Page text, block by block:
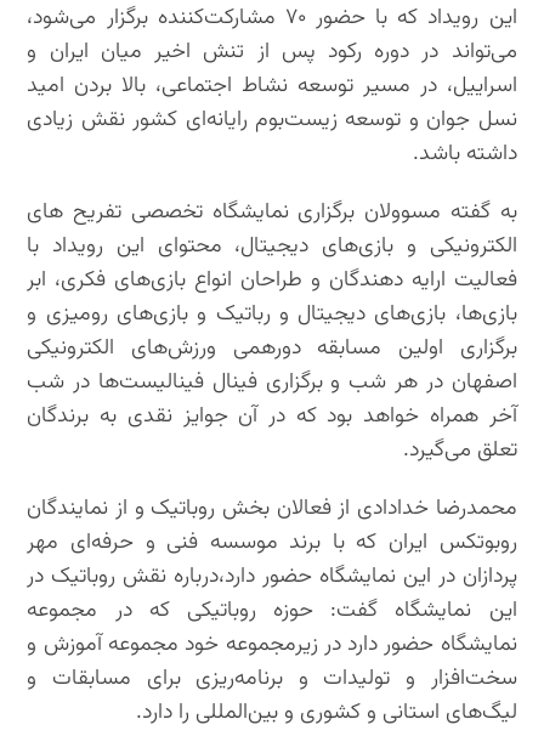
این رویداد که با حضور ۷۰ مشارکت‌کننده برگزار می‌شود،
می‌تواند در دوره رکود پس از تنش اخیر میان ایران و
اسراییل، در مسیر توسعه نشاط اجتماعی، بالا بردن امید
نسل جوان و توسعه زیست‌بوم رایانه‌ای کشور نقش زیادی
داشته باشد.
به گفته مسوولان برگزاری نمایشگاه تخصصی تفریح های
الکترونیکی و بازی‌های دیجیتال، محتوای این رویداد با
فعاليت ارایه دهندگان و طراحان انواع بازی‌های فکری، ابر
بازی‌ها، بازی‌های دیجیتال و رباتیک و بازی‌های رومیزی و
برگزاری اولین مسابقه دورهمی ورزش‌های الکترونیکی
اصفهان در هر شب و برگزاری فینال فینالیست‌ها در شب
آخر همراه خواهد بود که در آن جوایز نقدی به برندگان
تعلق می‌گیرد.
محمدرضا خدادادی از فعالان بخش روباتیک و از نمایندگان
روبوتکس ایران که با برند موسسه فنی و حرفه‌ای مهر
پردازان در این نمایشگاه حضور دارد،درباره نقش روباتیک در
این نمایشگاه گفت: حوزه روباتیکی که در مجموعه
نمایشگاه حضور دارد در زیرمجموعه خود مجموعه آموزش و
سخت‌افزار و تولیدات و برنامه‌ریزی برای مسابقات و
لیگ‌های استانی و کشوری و بین‌المللی را دارد.